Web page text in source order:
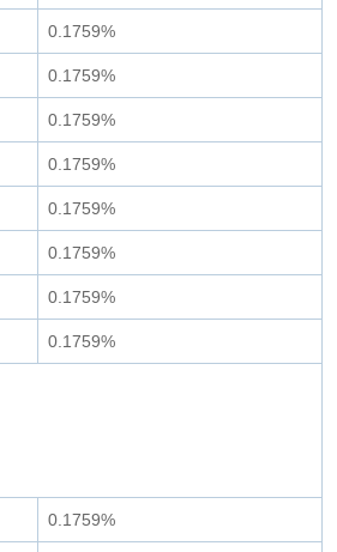
0.1759%
0.1759%
0.1759%
0.1759%
0.1759%
0.1759%
0.1759%
0.1759%
0.1759%